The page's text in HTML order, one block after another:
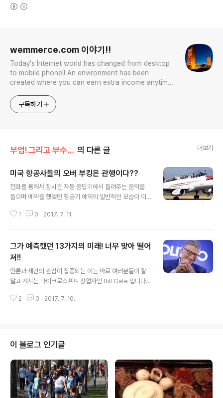
wemmerce.com 이야기!!
Today's Internet world has changed from desktop
to mobile phone!! An environment has been
created where you can earn extra income anytime,
competition. Now let’s turn our eyes to the world!
You can enter
구독하기
부업! 그리고 부수입!! 의 다른 글 더보기
미국 항공사들의 오버 부킹은 관행이다??
전화를 통해서 장시간 자동 응답기에서 들려주는 음악을
들으며 예약을 했었던 항공기 예약의 일반적인 모습이 이
라인을 통해서 예약을 하는 시대가 주종을 이루다 보니 많
미 아시겠지만 좋은 좌석 저렴한 비용으로 예약을 하려 일
찍 서두르는데도 예약을 하게 되면 소위 term & conditi
ons 즉 약관이라는 내용을 여지없이 보게 되는데 다른 내
용은 접어 놓는다 해도 내가 미리 예약한 좌석인데 "no gu
말해서 비록 미리 예약을 했지만 기내 사정으로 인해 본인
1 0 2017. 7. 11.
그가 예측했던 13가지의 미래! 너무 맞아 떨어
져!!
언론과 세간의 관심이 집중되는 이는 바로 여러분들이 잘
알고 계시는 마이크로소프트 창업자인 Bill Gate 입니다.
다!! 라고 했었던 내용이 실제로 그렇게 이루어지고 있고 그
아야 하는게 아니냐? 라는 우스개 소리도 합니다. 그가 19
99년에 저술한 " Business @ the speed of though
t!!" 라는 책의 내용을 보면 모골이 송연해질 정도로 그가 책
의 내용에 저술한 13가지에 대한 미래의 변화에 대해서 예
측을 한 내용있는데 그 내용을보면 이거 점쟁이 아냐..
2 0 2017. 7. 10.
이 블로그 인기글